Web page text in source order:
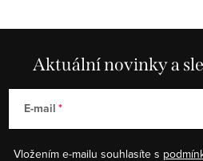
Aktuální novinky a
E-mail
Vložením e-mailu souhlasíte s